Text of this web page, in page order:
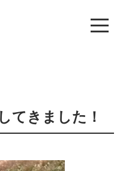
てきました！